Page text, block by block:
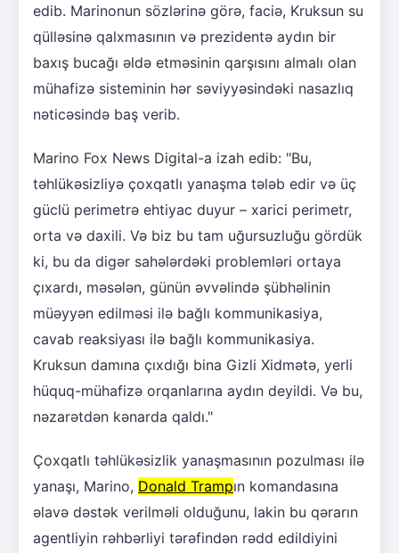
edib. Marinonun sözlərinə görə, faciə, Kruksun su
qülləsinə qalxmasının və prezidentə aydın bir
baxış bucağı əldə etməsinin qarşısını almalı olan
mühafizə sisteminin hər səviyyəsindəki nasazlıq
nəticəsində baş verib.
Marino Fox News Digital-a izah edib: "Bu,
təhlükəsizliyə çoxqatlı yanaşma tələb edir və üç
güclü perimetrə ehtiyac duyur – xarici perimetr,
orta və daxili. Və biz bu tam uğursuzluğu gördük
ki, bu da digər sahələrdəki problemləri ortaya
çıxardı, məsələn, günün əvvəlində şübhəlinin
müəyyən edilməsi ilə bağlı kommunikasiya,
cavab reaksiyası ilə bağlı kommunikasiya.
Kruksun damına çıxdığı bina Gizli Xidmətə, yerli
hüquq-mühafizə orqanlarına aydın deyildi. Və bu,
nəzarətdən kənarda qaldı."
Çoxqatlı təhlükəsizlik yanaşmasının pozulması ilə
yanaşı, Marino, Donald Trampın komandasına
əlavə dəstək verilməli olduğunu, lakin bu qərarın
agentliyin rəhbərliyi tərəfindən rədd edildiyini